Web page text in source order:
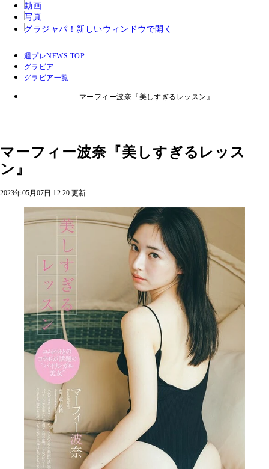
動画
写真
グラジャパ！ 新しいウィンドウで開く
週プレNEWS TOP
グラビア
グラビア一覧
マーフィー波奈『美しすぎるレッスン』
マーフィー波奈『美しすぎるレッス
ン』
2023年05月07日 12:20 更新